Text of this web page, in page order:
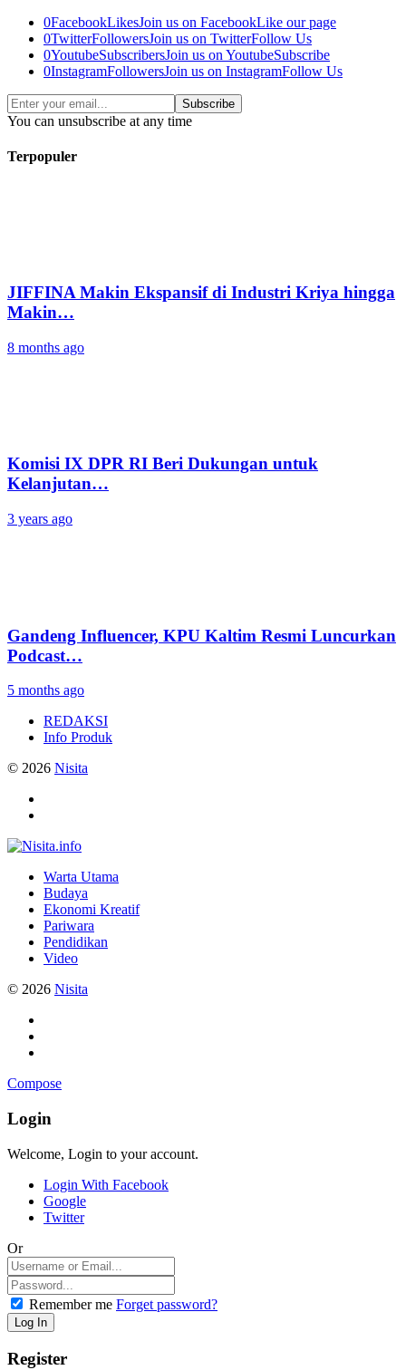
0FacebookLikesJoin us on FacebookLike our page
0TwitterFollowersJoin us on TwitterFollow Us
0YoutubeSubscribersJoin us on YoutubeSubscribe
0InstagramFollowersJoin us on InstagramFollow Us
Subscribe
You can unsubscribe at any time
Terpopuler
JIFFINA Makin Ekspansif di Industri Kriya hingga
Makin…
8 months ago
Komisi IX DPR RI Beri Dukungan untuk
Kelanjutan…
3 years ago
Gandeng Influencer, KPU Kaltim Resmi Luncurkan
Podcast…
5 months ago
REDAKSI
Info Produk
© 2026 Nisita
Warta Utama
Budaya
Ekonomi Kreatif
Pariwara
Pendidikan
Video
© 2026 Nisita
Compose
Login
Welcome, Login to your account.
Login With Facebook
Google
Twitter
Or
Remember me Forget password?
Register